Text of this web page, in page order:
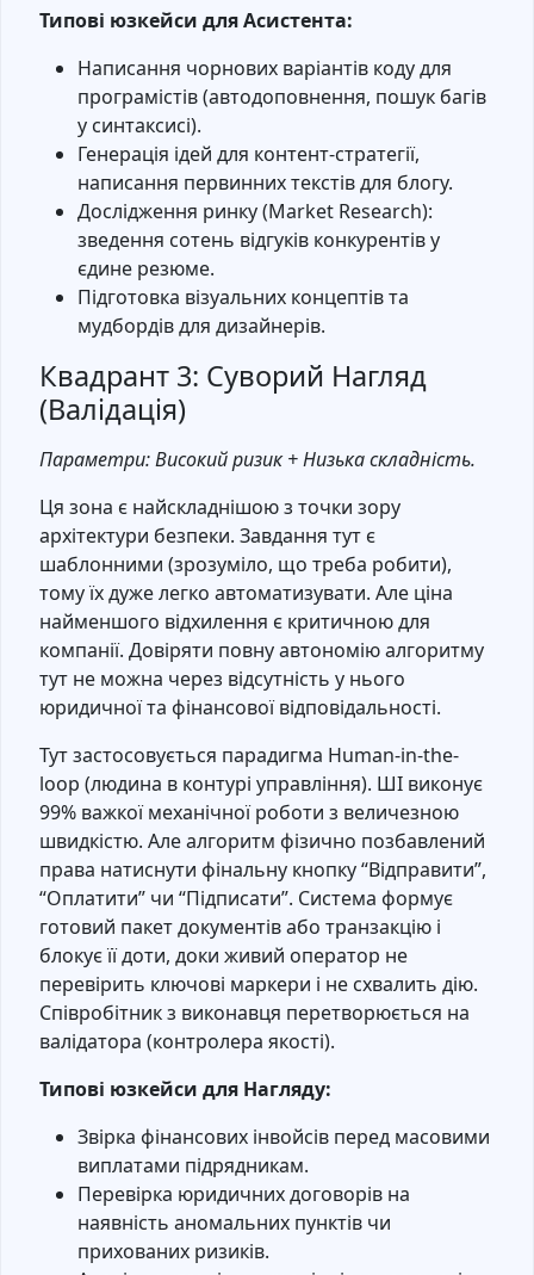
Типові юзкейси для Асистента:
Написання чорнових варіантів коду для
програмістів (автодоповнення, пошук багів
у синтаксисі).
Генерація ідей для контент-стратегії,
написання первинних текстів для блогу.
Дослідження ринку (Market Research):
зведення сотень відгуків конкурентів у
єдине резюме.
Підготовка візуальних концептів та
мудбордів для дизайнерів.
Квадрант 3: Суворий Нагляд
(Валідація)
Параметри: Високий ризик + Низька складність.
Ця зона є найскладнішою з точки зору
архітектури безпеки. Завдання тут є
шаблонними (зрозуміло, що треба робити),
тому їх дуже легко автоматизувати. Але ціна
найменшого відхилення є критичною для
компанії. Довіряти повну автономію алгоритму
тут не можна через відсутність у нього
юридичної та фінансової відповідальності.
Тут застосовується парадигма Human-in-the-
loop (людина в контурі управління). ШІ виконує
99% важкої механічної роботи з величезною
швидкістю. Але алгоритм фізично позбавлений
права натиснути фінальну кнопку “Відправити”,
“Оплатити” чи “Підписати”. Система формує
готовий пакет документів або транзакцію і
блокує її доти, доки живий оператор не
перевірить ключові маркери і не схвалить дію.
Співробітник з виконавця перетворюється на
валідатора (контролера якості).
Типові юзкейси для Нагляду:
Звірка фінансових інвойсів перед масовими
виплатами підрядникам.
Перевірка юридичних договорів на
наявність аномальних пунктів чи
прихованих ризиків.